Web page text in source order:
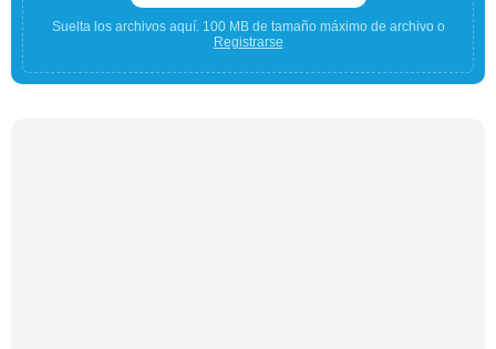
Suelta los archivos aquí. 100 MB de tamaño máximo de archivo o
Registrarse